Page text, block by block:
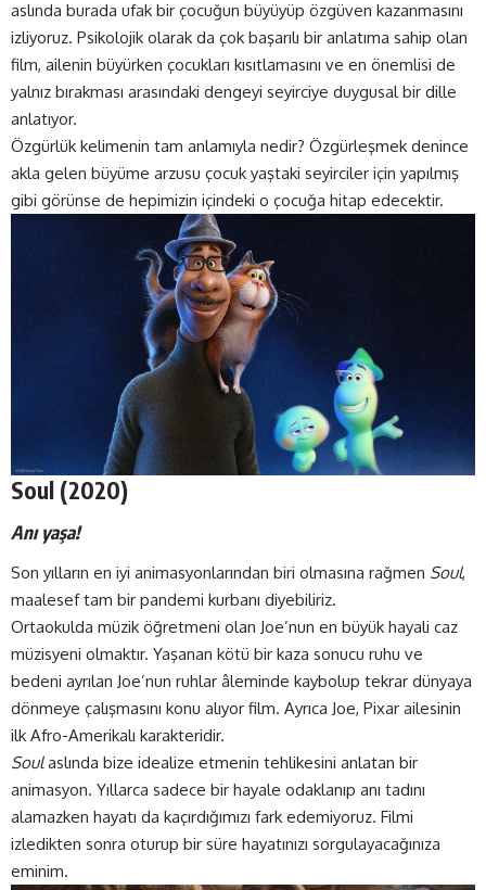
aslında burada ufak bir çocuğun büyüyüp özgüven kazanmasını
izliyoruz. Psikolojik olarak da çok başarılı bir anlatıma sahip olan
film, ailenin büyürken çocukları kısıtlamasını ve en önemlisi de
yalnız bırakması arasındaki dengeyi seyirciye duygusal bir dille
anlatıyor.
Özgürlük kelimenin tam anlamıyla nedir? Özgürleşmek denince
akla gelen büyüme arzusu çocuk yaştaki seyirciler için yapılmış
gibi görünse de hepimizin içindeki o çocuğa hitap edecektir.
Soul (2020)
Anı yaşa!
Son yılların en iyi animasyonlarından biri olmasına rağmen Soul,
maalesef tam bir pandemi kurbanı diyebiliriz.
Ortaokulda müzik öğretmeni olan Joe’nun en büyük hayali caz
müzisyeni olmaktır. Yaşanan kötü bir kaza sonucu ruhu ve
bedeni ayrılan Joe’nun ruhlar âleminde kaybolup tekrar dünyaya
dönmeye çalışmasını konu alıyor film. Ayrıca Joe, Pixar ailesinin
ilk Afro-Amerikalı karakteridir.
Soulaslında bize idealize etmenin tehlikesini anlatan bir
animasyon. Yıllarca sadece bir hayale odaklanıp anı tadını
alamazken hayatı da kaçırdığımızı fark edemiyoruz. Filmi
izledikten sonra oturup bir süre hayatınızı sorgulayacağınıza
eminim.